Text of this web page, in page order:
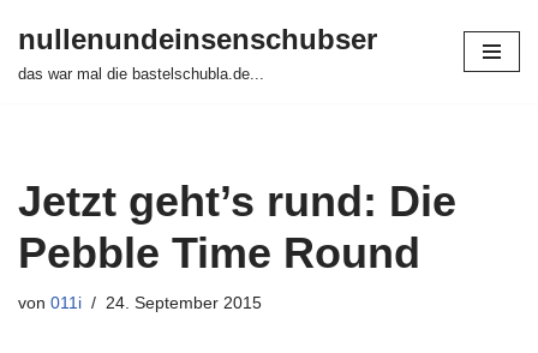
Zum
nullenundeinsenschubser
das war mal die bastelschubla.de...
Jetzt geht’s rund: Die
Pebble Time Round
von 011i 24. September 2015